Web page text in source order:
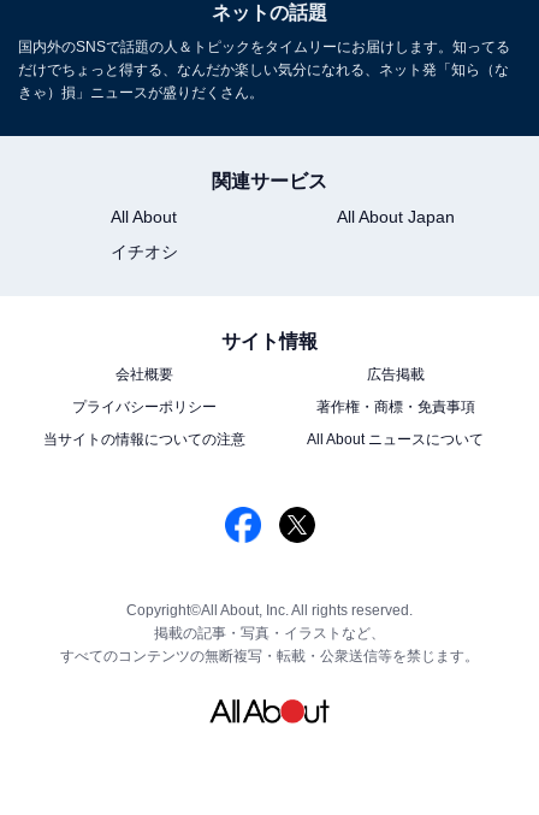
ネットの話題
国内外のSNSで話題の人＆トピックをタイムリーにお届けします。知ってる
だけでちょっと得する、なんだか楽しい気分になれる、ネット発「知ら（な
きゃ）損」ニュースが盛りだくさん。
関連サービス
All About
All About Japan
イチオシ
サイト情報
会社概要
広告掲載
プライバシーポリシー
著作権・商標・免責事項
当サイトの情報についての注意
All About ニュースについて
Copyright©All About, Inc. All rights reserved.
掲載の記事・写真・イラストなど、
すべてのコンテンツの無断複写・転載・公衆送信等を禁じます。